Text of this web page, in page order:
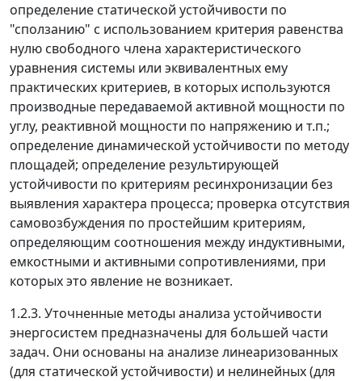
определение статической устойчивости по
"сползанию" с использованием критерия равенства
нулю свободного члена характеристического
уравнения системы или эквивалентных ему
практических критериев, в которых используются
производные передаваемой активной мощности по
углу, реактивной мощности по напряжению и т.п.;
определение динамической устойчивости по методу
площадей; определение результирующей
устойчивости по критериям ресинхронизации без
выявления характера процесса; проверка отсутствия
самовозбуждения по простейшим критериям,
определяющим соотношения между индуктивными,
емкостными и активными сопротивлениями, при
которых это явление не возникает.
1.2.3. Уточненные методы анализа устойчивости
энергосистем предназначены для большей части
задач. Они основаны на анализе линеаризованных
(для статической устойчивости) и нелинейных (для